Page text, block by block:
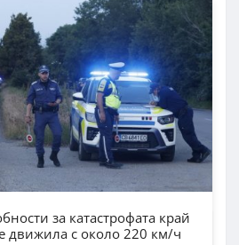
за катастрофата край
е движила с около 220 км/ч